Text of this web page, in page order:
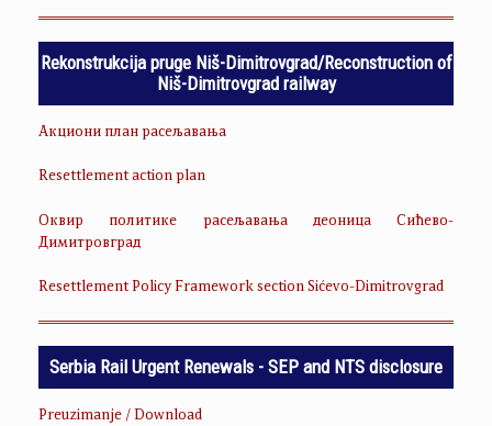
Rekonstrukcija pruge Niš-Dimitrovgrad/Reconstruction of
Niš-Dimitrovgrad railway
Акциони план расељавања
Resettlement action plan
Оквир политике расељавања деоница Сићево-
Димитровград
Resettlement Policy Framework section Sićevo-Dimitrovgrad
Serbia Rail Urgent Renewals - SEP and NTS disclosure
Preuzimanje / Download